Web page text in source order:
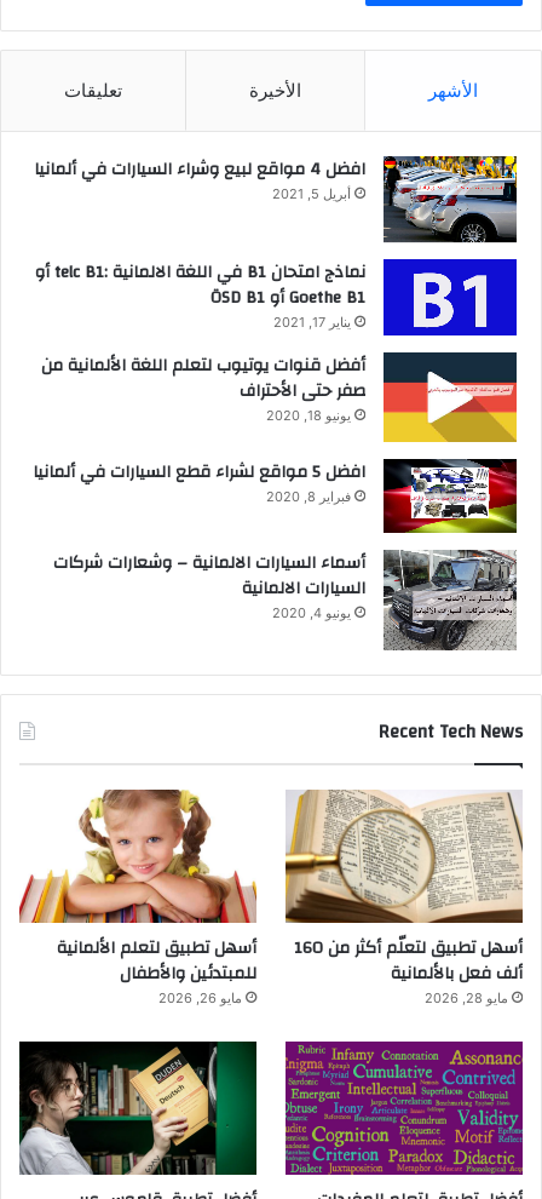
الأشهر الأخيرة تعليقات
افضل 4 مواقع لبيع وشراء السيارات في ألمانيا
أبريل 5, 2021
نماذج امتحان B1 في اللغة الالمانية :telc B1 أو
Goethe B1 أو ÖSD B1
يناير 17, 2021
أفضل قنوات يوتيوب لتعلم اللغة الألمانية من
صفر حتى الأحتراف
يونيو 18, 2020
افضل 5 مواقع لشراء قطع السيارات في ألمانيا
فبراير 8, 2020
أسماء السيارات الالمانية – وشعارات شركات
السيارات الالمانية
يونيو 4, 2020
Recent Tech News
أسهل تطبيق لتعلّم أكثر من 160
ألف فعل بالألمانية
مايو 28, 2026
أسهل تطبيق لتعلم الألمانية
للمبتدئين والأطفال
مايو 26, 2026